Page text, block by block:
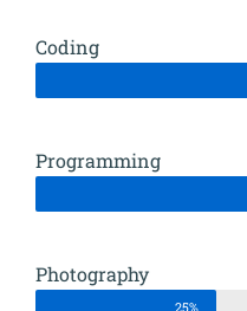
Coding
Programming
Photography
25%